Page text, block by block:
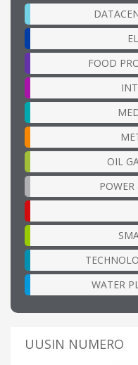
FOOD
OIL
WATER
UUSIN NUMERO